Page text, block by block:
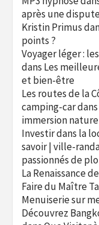
après une
Kristin Primus
points ?
Voyager léger :
dans Les
et bien-être
Les routes de la
camping-cardans
immersion nature
Investir dans la
savoir | ville-
passionnés de
La Renaissance
Faire du Maître
Menuiserie sur
Découvrez